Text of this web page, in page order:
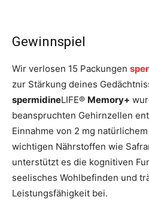
Gewinnspiel
Wir verlosen 15 Packungen
zur Stärkung deines
spermidineLIFE® Memory+
beanspruchten Gehirnzellen
Einnahme von 2 mg
wichtigen Nährstoffen wie
unterstützt es die kognitiven
seelisches Wohlbefinden und
Leistungsfähigkeit bei.